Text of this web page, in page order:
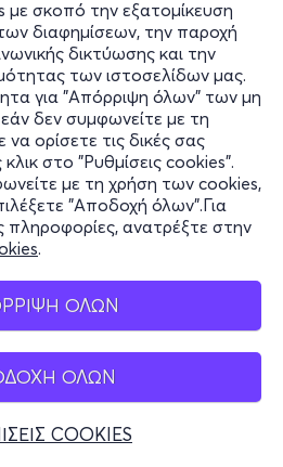
σκοπό την εξατομίκευση
διαφημίσεων, την παροχή
δικτύωσης και την
των ιστοσελίδων μας.
για "Απόρριψη όλων" των μη
δεν συμφωνείτε με τη
ορίσετε τις δικές σας
στο "Ρυθμίσεις cookies".
με τη χρήση των cookies,
"Αποδοχή όλων".Για
πληροφορίες, ανατρέξτε στην
.
ΟΛΩΝ
ΟΛΩΝ
COOKIES